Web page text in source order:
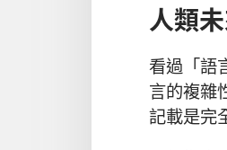
人類
看過「語
言的複雜
記載是完